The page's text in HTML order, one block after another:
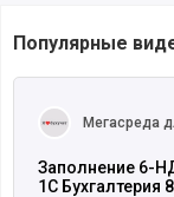
Популярные
Мегасреда
Заполнение 6-
1С Бухгалтерия